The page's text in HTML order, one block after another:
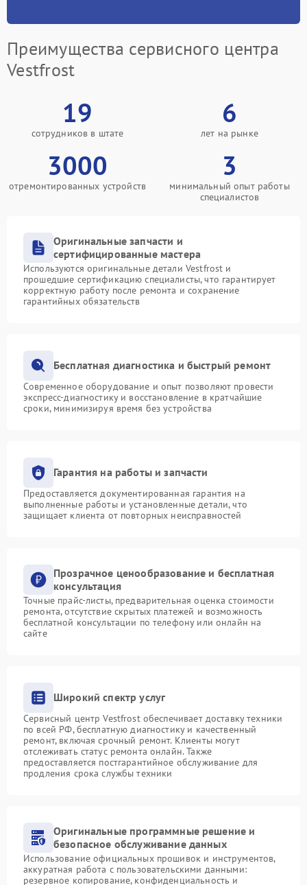
Преимущества сервисного центра
Vestfrost
19
сотрудников в штате
6
лет на рынке
3000
отремонтированных устройств
3
минимальный опыт работы
специалистов
Оригинальные запчасти и
сертифицированные мастера
Используются оригинальные детали Vestfrost и
прошедшие сертификацию специалисты, что гарантирует
корректную работу после ремонта и сохранение
гарантийных обязательств
Бесплатная диагностика и быстрый ремонт
Современное оборудование и опыт позволяют провести
экспресс-диагностику и восстановление в кратчайшие
сроки, минимизируя время без устройства
Гарантия на работы и запчасти
Предоставляется документированная гарантия на
выполненные работы и установленные детали, что
защищает клиента от повторных неисправностей
Прозрачное ценообразование и бесплатная
консультация
Точные прайс-листы, предварительная оценка стоимости
ремонта, отсутствие скрытых платежей и возможность
бесплатной консультации по телефону или онлайн на
сайте
Широкий спектр услуг
Сервисный центр Vestfrost обеспечивает доставку техники
по всей РФ, бесплатную диагностику и качественный
ремонт, включая срочный ремонт. Клиенты могут
отслеживать статус ремонта онлайн. Также
предоставляется постгарантийное обслуживание для
продления срока службы техники
Оригинальные программные решение и
безопасное обслуживание данных
Использование официальных прошивок и инструментов,
аккуратная работа с пользовательскими данными:
резервное копирование, конфиденциальность и